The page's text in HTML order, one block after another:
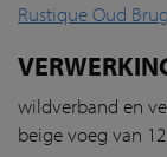
Rustique Oud
wildverband en
beige voeg van